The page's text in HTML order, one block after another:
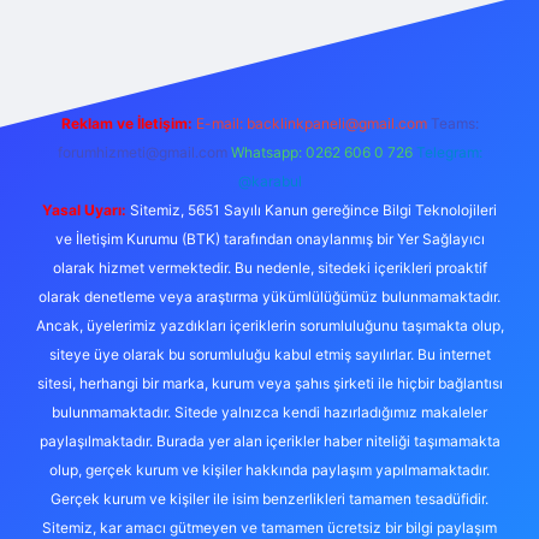
Reklam ve İletişim: E-mail: backlinkpaneli@gmail.com Teams:
forumhizmeti@gmail.com Whatsapp: 0262 606 0 726 Telegram:
@karabul
Yasal Uyarı: Sitemiz, 5651 Sayılı Kanun gereğince Bilgi Teknolojileri
ve İletişim Kurumu (BTK) tarafından onaylanmış bir Yer Sağlayıcı
olarak hizmet vermektedir. Bu nedenle, sitedeki içerikleri proaktif
olarak denetleme veya araştırma yükümlülüğümüz bulunmamaktadır.
Ancak, üyelerimiz yazdıkları içeriklerin sorumluluğunu taşımakta olup,
siteye üye olarak bu sorumluluğu kabul etmiş sayılırlar. Bu internet
sitesi, herhangi bir marka, kurum veya şahıs şirketi ile hiçbir bağlantısı
bulunmamaktadır. Sitede yalnızca kendi hazırladığımız makaleler
paylaşılmaktadır. Burada yer alan içerikler haber niteliği taşımamakta
olup, gerçek kurum ve kişiler hakkında paylaşım yapılmamaktadır.
Gerçek kurum ve kişiler ile isim benzerlikleri tamamen tesadüfidir.
Sitemiz, kar amacı gütmeyen ve tamamen ücretsiz bir bilgi paylaşım